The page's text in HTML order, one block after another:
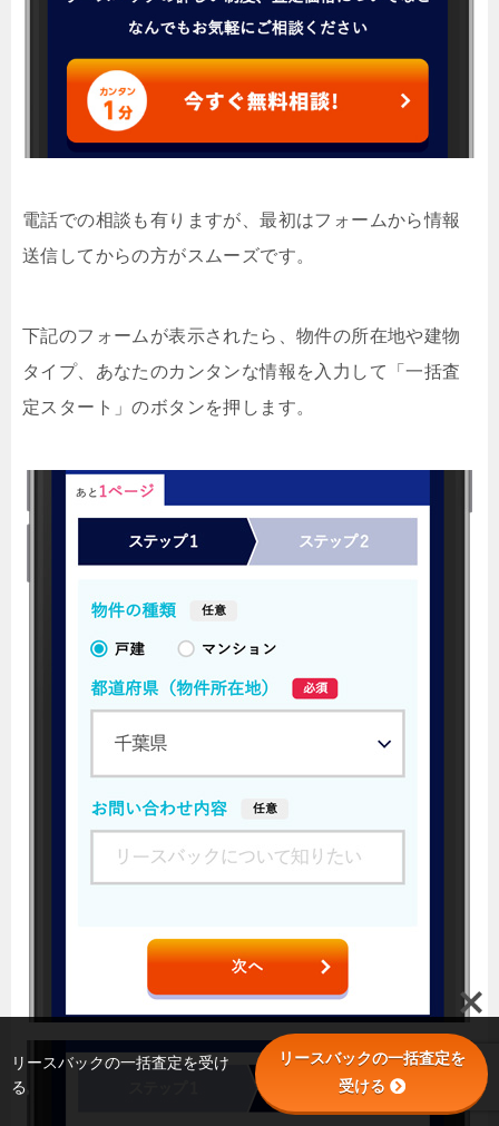
電話での相談も有りますが、最初はフォームから情報
送信してからの方がスムーズです。
下記のフォームが表示されたら、物件の所在地や建物
タイプ、あなたのカンタンな情報を入力して「一括査
定スタート」のボタンを押します。
リースバックの一括査定を受け
る
リースバックの一括査定を
受ける